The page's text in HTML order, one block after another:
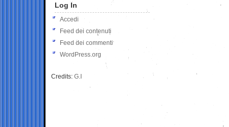
Log In
Accedi
Feed dei contenuti
Feed dei commenti
WordPress.org
Credits: G.I